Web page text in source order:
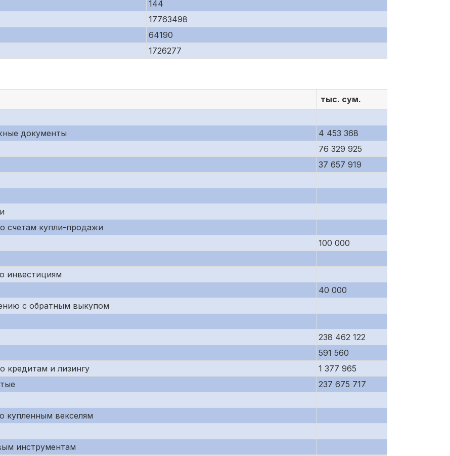
144
17763498
64190
1726277
тыс. сум.
документы
4 453 368
76 329 925
37 657 919
счетам купли-продажи
100 000
инвестициям
40 000
c обратным выкупом
238 462 122
591 560
кредитам и лизингу
1 377 965
237 675 717
купленным векселям
инструментам